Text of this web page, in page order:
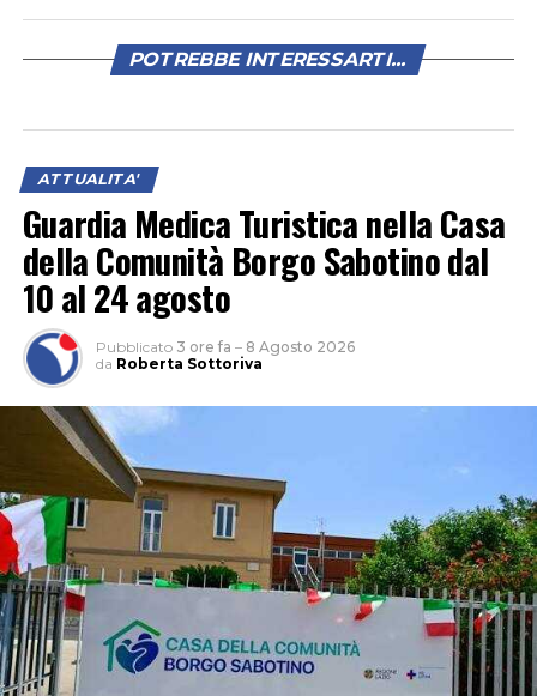
POTREBBE INTERESSARTI...
ATTUALITA'
Guardia Medica Turistica nella Casa
della Comunità Borgo Sabotino dal
10 al 24 agosto
Pubblicato 3 ore fa – 8 Agosto 2026
da Roberta Sottoriva